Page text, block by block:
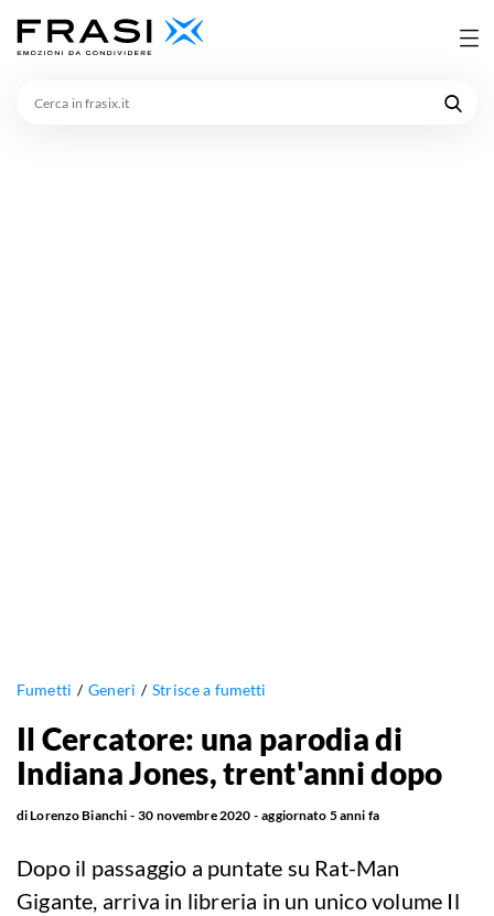
Fumetti Generi Strisce a fumetti
Il Cercatore: una parodia di
Indiana Jones, trent'anni dopo
diLorenzo Bianchi 30 novembre 2020 aggiornato 5 anni fa
Dopo il passaggio a puntate su Rat-Man
Gigante, arriva in libreria in un unico volume Il